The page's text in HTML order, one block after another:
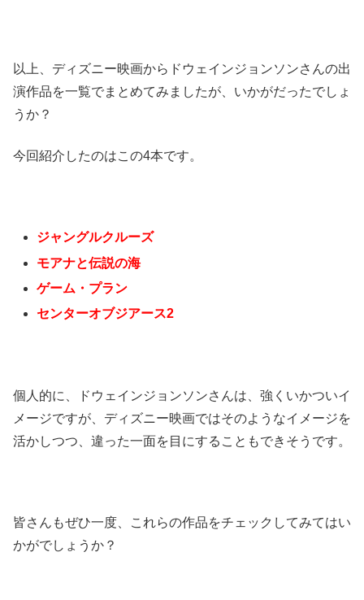
以上、ディズニー映画からドウェインジョンソンさんの出
演作品を一覧でまとめてみましたが、いかがだったでしょ
うか？
今回紹介したのはこの4本です。
ジャングルクルーズ
モアナと伝説の海
ゲーム・プラン
センターオブジアース2
個人的に、ドウェインジョンソンさんは、強くいかついイ
メージですが、ディズニー映画ではそのようなイメージを
活かしつつ、違った一面を目にすることもできそうです。
皆さんもぜひ一度、これらの作品をチェックしてみてはい
かがでしょうか？